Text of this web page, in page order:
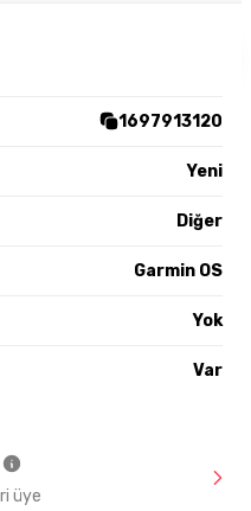
1697913120
Yeni
Diğer
Garmin OS
Yok
Var
üye